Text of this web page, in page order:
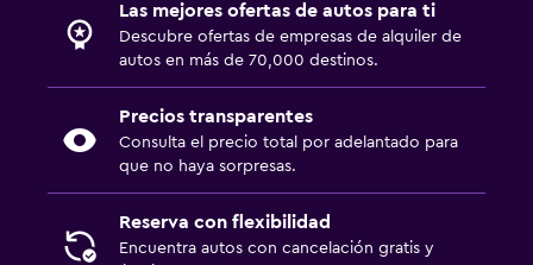
Las mejores ofertas de autos para ti
Descubre ofertas de empresas de alquiler de
autos en más de 70,000 destinos.
Precios transparentes
Consulta el precio total por adelantado para
que no haya sorpresas.
Reserva con flexibilidad
Encuentra autos con cancelación gratis y